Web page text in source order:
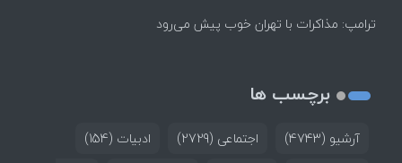
ترامپ: مذاکرات با تهران خوب پیش می‌رود
برچسب ها
آرشیو (4743) اجتماعی (2729) ادبیات (154)